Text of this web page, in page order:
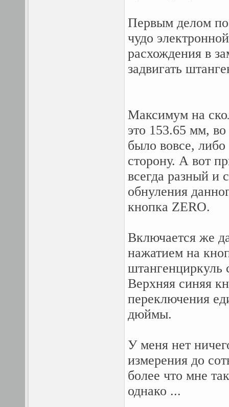
Первым делом
чудо
расхождения в
задвигать
Максимум на
это 153.65 мм,
было вовсе,
сторону. А вот
всегда разный и
обнуления
кнопка ZERO.
Включается же
нажатием на
штангенциркуль
Верхняя синяя
переключения
дюймы.
У меня нет
измерения до
более что мне
однако ...